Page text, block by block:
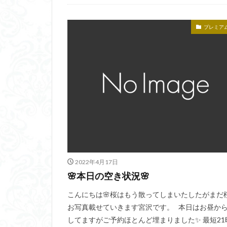
プレミア
2022年4月17日
🌸本日の空き状況🌸
こんにちは🌸桜はもう散ってしまいたしたがまだ
お写真載せていきます宮沢です。 本日はお昼か
してますがご予約ほとんど埋まりました✨ 最短21